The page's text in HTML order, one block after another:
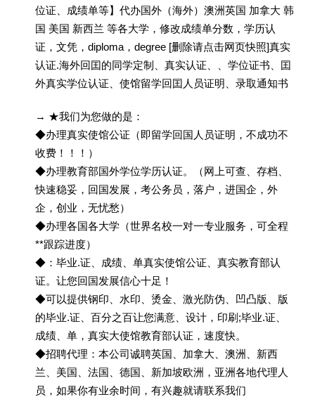
位证、成绩单等】代办国外（海外）澳洲英国 加拿大 韩
国 美国 新西兰 等各大学，修改成绩单分数，学历认
证，文凭，diploma，degree [删除请点击网页快照]真实
认证.海外回囯的同学定制、真实认证、、学位证书、囯
外真实学位认证、使馆留学回囯人员证明、录取通知书
→ ★我们为您做的是：
◆办理真实使馆公证（即留学回国人员证明，不成功不
收费！！！）
◆办理教育部国外学位学历认证。（网上可查、存档、
快速稳妥，回国发展，考公务员，落户，进国企，外
企，创业，无忧愁）
◆办理各国各大学（世界名校一对一专业服务，可全程
**跟踪进度）
◆：毕业.证、成绩、单真实使馆公证、真实教育部认
证。让您回国发展信心十足！
◆可以提供钢印、水印、烫金、激光防伪、凹凸版、版
的毕业.证、百分之百让您满意、设计，印刷;毕业.证、
成绩、单，真实大使馆教育部认证，速度快。
◆招聘代理：本公司诚聘英国、加拿大、澳洲、新西
兰、美国、法国、德国、新加坡欧洲，亚洲各地代理人
员，如果你有业余时间，有兴趣就请联系我们